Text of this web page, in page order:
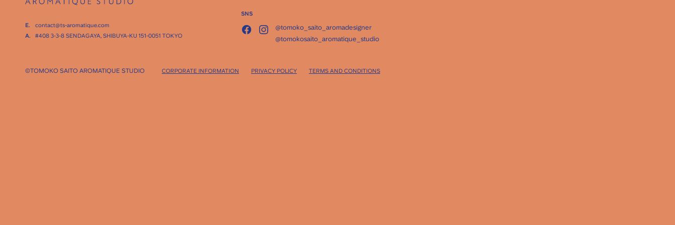
SNS
@tomoko_saito_aromadesigner
@tomokosaito_aromatique_studio
E.
contact@ts-aromatique.com
A.
#408 3-3-8 SENDAGAYA, SHIBUYA-KU 151-0051 TOKYO
©TOMOKO SAITO AROMATIQUE STUDIO CORPORATE INFORMATION PRIVACY POLICY TERMS AND CONDITIONS